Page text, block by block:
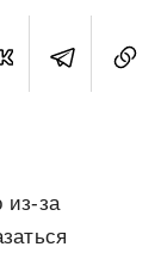
из-за